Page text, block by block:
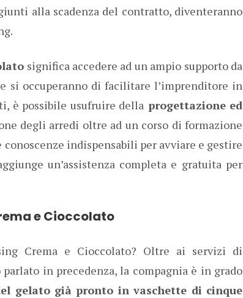
alla scadenza del contratto, diventeranno
significa accedere ad un ampio supporto da
si occuperanno di facilitare l’imprenditore in
è possibile usufruire della progettazione ed
degli arredi oltre ad un corso di formazione
indispensabili per avviare e gestire
un’assistenza completa e gratuita per
e Cioccolato
Crema e Cioccolato? Oltre ai servizi di
in precedenza, la compagnia è in grado
gelato già pronto in vaschette di cinque